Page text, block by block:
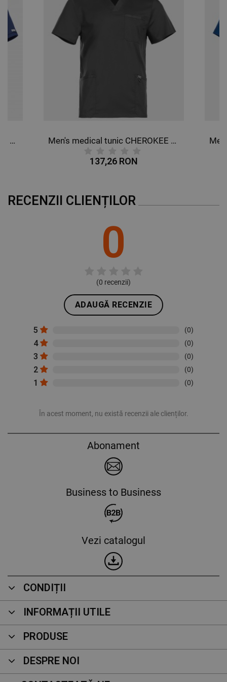
Men's medical tunic CHEROKEE V-NECK DARK BLULE WWE603. Men's medical tunic CHEROKEE V-NECK GREY WWE670.
137,26 RON
RECENZII CLIENȚILOR
0
(0 recenzii)
ADAUGĂ RECENZIE
5 (0)
4 (0)
3 (0)
2 (0)
1 (0)
În acest moment, nu există recenzii ale clienților.
Abonament
Business to Business
Vezi catalogul
CONDIȚII
INFORMAȚII UTILE
PRODUSE
DESPRE NOI